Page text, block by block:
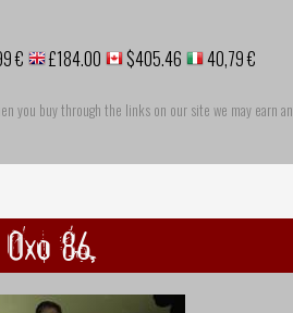
€ £184.00 $405.46
40,79 €
you buy through the links on our site we may earn an
Oxo 86